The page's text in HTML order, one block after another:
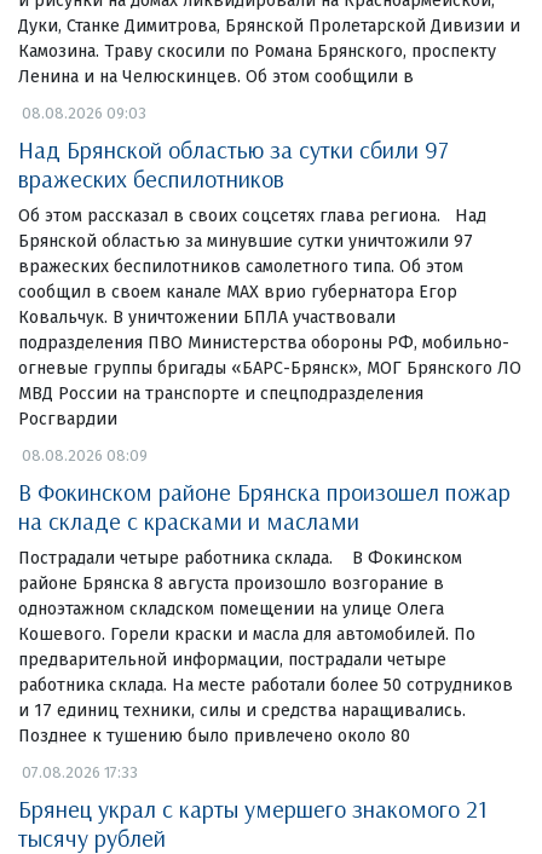
Дуки, Станке Димитрова, Брянской Пролетарской Дивизии и
Камозина. Траву скосили по Романа Брянского, проспекту
Ленина и на Челюскинцев. Об этом сообщили в
08.08.2026 09:03
Над Брянской областью за сутки сбили 97
вражеских беспилотников
Об этом рассказал в своих соцсетях глава региона. Над
Брянской областью за минувшие сутки уничтожили 97
вражеских беспилотников самолетного типа. Об этом
сообщил в своем канале МАХ врио губернатора Егор
Ковальчук. В уничтожении БПЛА участвовали
подразделения ПВО Министерства обороны РФ, мобильно-
огневые группы бригады «БАРС-Брянск», МОГ Брянского ЛО
МВД России на транспорте и спецподразделения
Росгвардии
08.08.2026 08:09
В Фокинском районе Брянска произошел пожар
на складе с красками и маслами
Пострадали четыре работника склада. В Фокинском
районе Брянска 8 августа произошло возгорание в
одноэтажном складском помещении на улице Олега
Кошевого. Горели краски и масла для автомобилей. По
предварительной информации, пострадали четыре
работника склада. На месте работали более 50 сотрудников
и 17 единиц техники, силы и средства наращивались.
Позднее к тушению было привлечено около 80
07.08.2026 17:33
Брянец украл с карты умершего знакомого 21
тысячу рублей